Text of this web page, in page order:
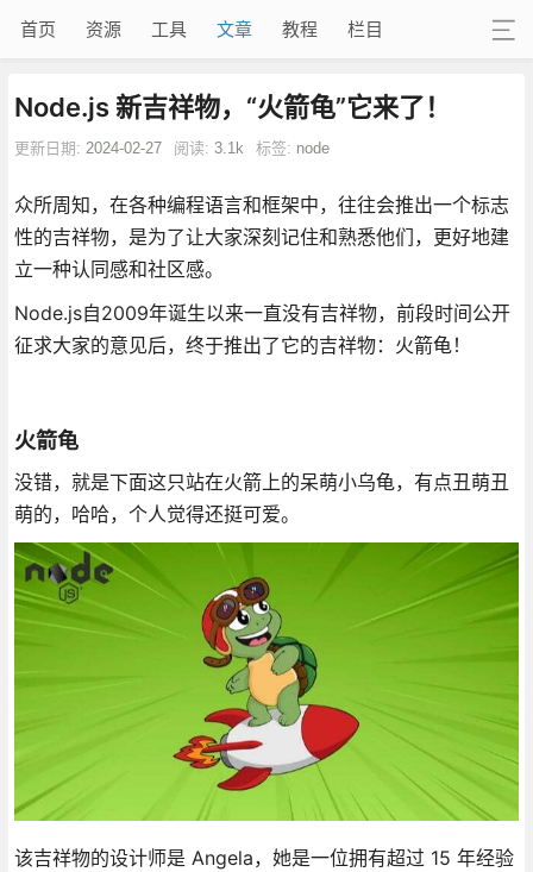
首页 资源 工具 文章 教程 栏目
Node.js 新吉祥物，“火箭龟”它来了！
更新日期: 2024-02-27 阅读: 3.1k 标签: node
众所周知，在各种编程语言和框架中，往往会推出一个标志
性的吉祥物，是为了让大家深刻记住和熟悉他们，更好地建
立一种认同感和社区感。
Node.js自2009年诞生以来一直没有吉祥物，前段时间公开
征求大家的意见后，终于推出了它的吉祥物：火箭龟！
火箭龟
没错，就是下面这只站在火箭上的呆萌小乌龟，有点丑萌丑
萌的，哈哈，个人觉得还挺可爱。
该吉祥物的设计师是 Angela，她是一位拥有超过 15 年经验